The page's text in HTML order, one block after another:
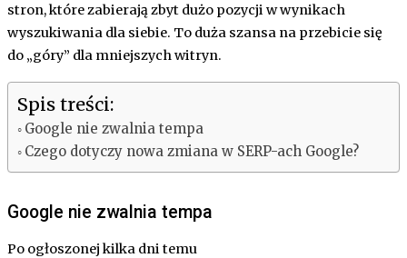
stron, które zabierają zbyt dużo pozycji w wynikach
wyszukiwania dla siebie. To duża szansa na przebicie się
do „góry” dla mniejszych witryn.
Spis treści:
Google nie zwalnia tempa
Czego dotyczy nowa zmiana w SERP-ach Google?
Google nie zwalnia tempa
Po ogłoszonej kilka dni temu